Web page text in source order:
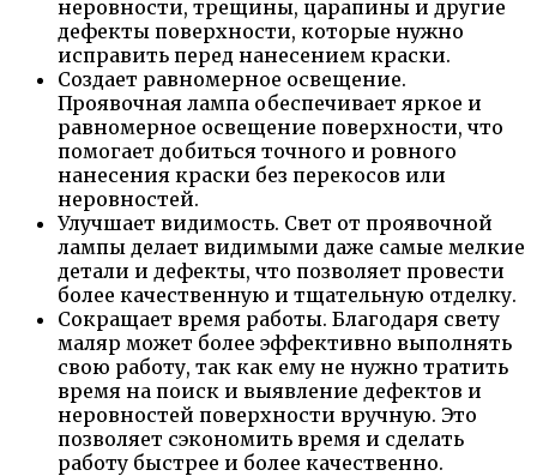
неровности, трещины, царапины и другие
дефекты поверхности, которые нужно
исправить перед нанесением краски.
Создает равномерное освещение.
Проявочная лампа обеспечивает яркое и
равномерное освещение поверхности, что
помогает добиться точного и ровного
нанесения краски без перекосов или
неровностей.
Улучшает видимость. Свет от проявочной
лампы делает видимыми даже самые мелкие
детали и дефекты, что позволяет провести
более качественную и тщательную отделку.
Сокращает время работы. Благодаря свету
маляр может более эффективно выполнять
свою работу, так как ему не нужно тратить
время на поиск и выявление дефектов и
неровностей поверхности вручную. Это
позволяет сэкономить время и сделать
работу быстрее и более качественно.